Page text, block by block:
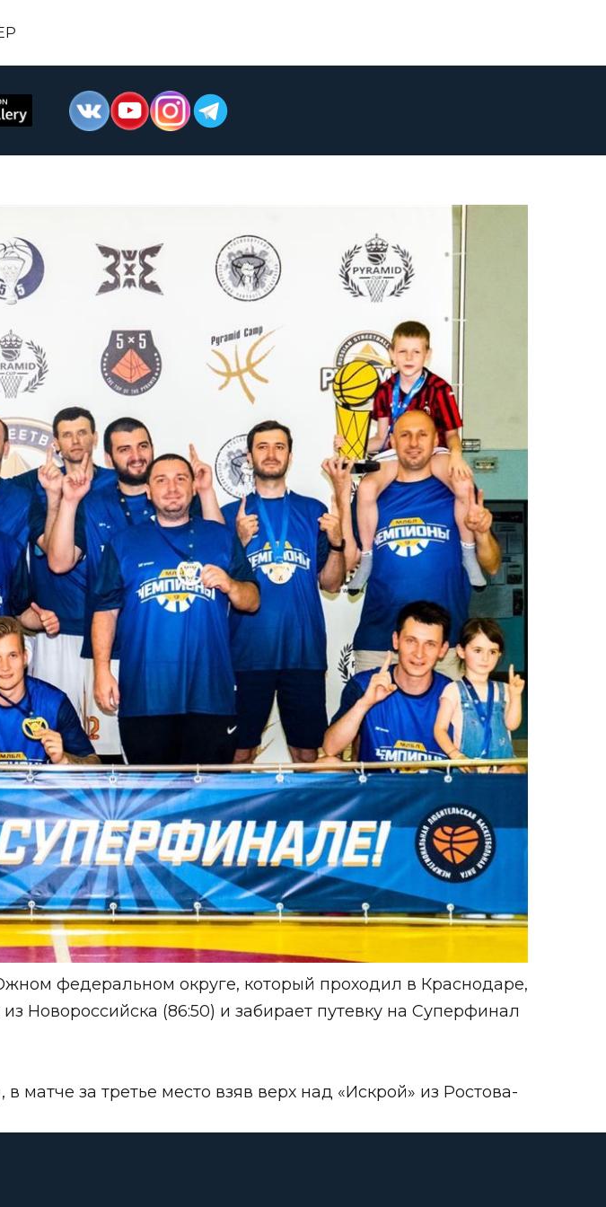
федеральном округе, который проходил в Краснодаре,
Новороссийска (86:50) и забирает путевку на Суперфинал
за третье место взяв верх над «Искрой» из Ростова-